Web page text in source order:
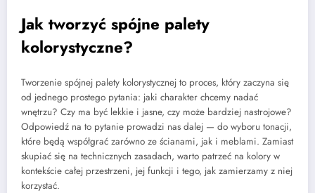
Jak tworzyć spójne palety
kolorystyczne?
Tworzenie spójnej palety kolorystycznej to proces, który zaczyna się
od jednego prostego pytania: jaki charakter chcemy nadać
wnętrzu? Czy ma być lekkie i jasne, czy może bardziej nastrojowe?
Odpowiedź na to pytanie prowadzi nas dalej — do wyboru tonacji,
które będą współgrać zarówno ze ścianami, jak i meblami. Zamiast
skupiać się na technicznych zasadach, warto patrzeć na kolory w
kontekście całej przestrzeni, jej funkcji i tego, jak zamierzamy z niej
korzystać.